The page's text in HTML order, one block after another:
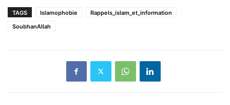
TAGS Islamophobie
Rappels_islam_et_information
SoubhanAllah